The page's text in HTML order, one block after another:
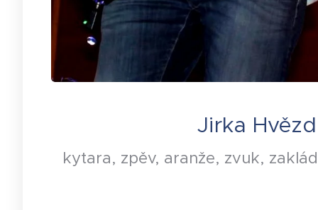
Jirka
kytara, zpěv, aranže, zvuk,